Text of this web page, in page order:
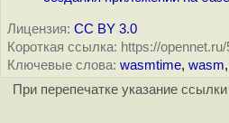
Лицензия: CC BY 3.0
Короткая ссылка: https://
Ключевые слова: wasmtime, wasm,
При перепечатке указание